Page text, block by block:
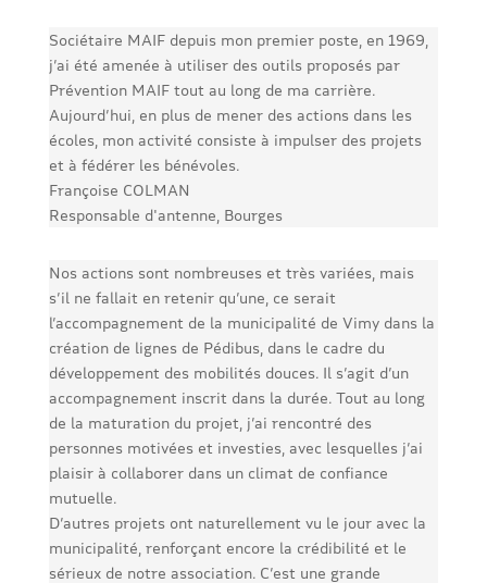
Sociétaire MAIF depuis mon premier poste, en 1969,
j’ai été amenée à utiliser des outils proposés par
Prévention MAIF tout au long de ma carrière.
Aujourd’hui, en plus de mener des actions dans les
écoles, mon activité consiste à impulser des projets
et à fédérer les bénévoles.
Françoise COLMAN
Responsable d'antenne, Bourges
Nos actions sont nombreuses et très variées, mais
s’il ne fallait en retenir qu’une, ce serait
l’accompagnement de la municipalité de Vimy dans la
création de lignes de Pédibus, dans le cadre du
développement des mobilités douces. Il s’agit d’un
accompagnement inscrit dans la durée. Tout au long
de la maturation du projet, j’ai rencontré des
personnes motivées et investies, avec lesquelles j’ai
plaisir à collaborer dans un climat de confiance
mutuelle.
D’autres projets ont naturellement vu le jour avec la
municipalité, renforçant encore la crédibilité et le
sérieux de notre association. C’est une grande